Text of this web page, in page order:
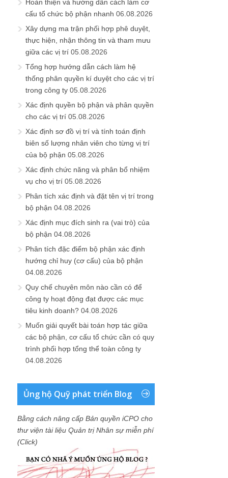
Hoàn thiện và hướng dẫn cách làm cơ
cấu tổ chức bộ phận nhanh 06.08.2026
Xây dựng ma trận phối hợp phê duyệt,
thực hiện, nhận thông tin và tham mưu
giữa các vị trí 05.08.2026
Tổng hợp hướng dẫn cách làm hệ
thống phân quyền kí duyệt cho các vị trí
trong công ty 05.08.2026
Xác định quyền bộ phận và phân quyền
cho các vị trí 05.08.2026
Xác định sơ đồ vị trí và tính toán định
biên số lượng nhân viên cho từng vị trí
của bộ phận 05.08.2026
Xác định chức năng và phân bổ nhiệm
vụ cho vị trí 05.08.2026
Phân tích xác định và đặt tên vị trí trong
bộ phận 04.08.2026
Xác định mục đích sinh ra (vai trò) của
bộ phận 04.08.2026
Phân tích đặc điểm bộ phận xác định
hướng chỉ huy (cơ cấu) của bộ phận
04.08.2026
Quy chế chuyên môn nào cần có để
công ty hoạt động đạt được các mục
tiêu kinh doanh? 04.08.2026
Muốn giải quyết bài toán hợp tác giữa
các bộ phận, cơ cấu tổ chức cần có quy
trình phối hợp tổng thể toàn công ty
04.08.2026
Ủng hộ Quỹ phát triển Blog
Bằng cách nâng cấp Bản quyền iCPO cho
thư viện tài liệu Quản trị Nhân sự miễn phí
(Click)